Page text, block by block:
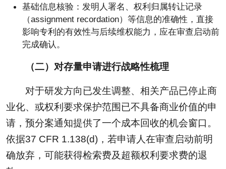
基础信息核验：发明人署名、权利归属转让记录
（assignment recordation）等信息的准确性，直接
影响专利的有效性与后续维权能力，应在审查启动前
完成确认。
（二）对存量申请进行战略性梳理
对于研发方向已发生调整、相关产品已停止商
业化、或权利要求保护范围已不具备商业价值的申
请，预分案通知提供了一个成本回收的机会窗口。
依据37 CFR 1.138(d)，若申请人在审查启动前明
确放弃，可能获得检索费及超额权利要求费的退